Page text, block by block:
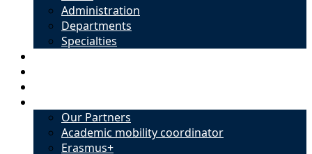
Administration
Departments
Specialties
Our Partners
Academic mobility coordinator
Erasmus+